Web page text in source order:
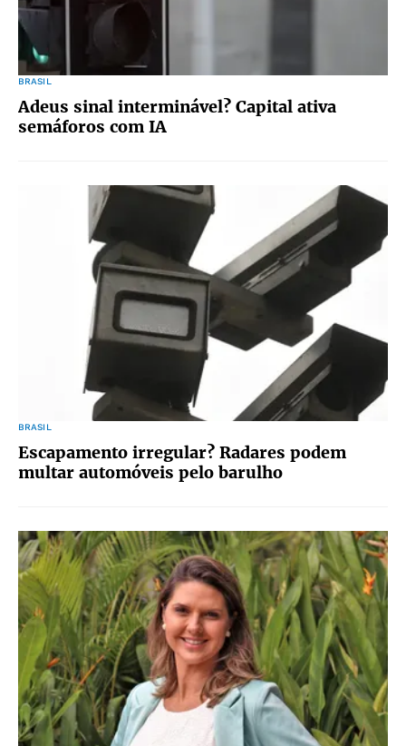
BRASIL
Adeus sinal interminável? Capital ativa
semáforos com IA
BRASIL
Escapamento irregular? Radares podem
multar automóveis pelo barulho